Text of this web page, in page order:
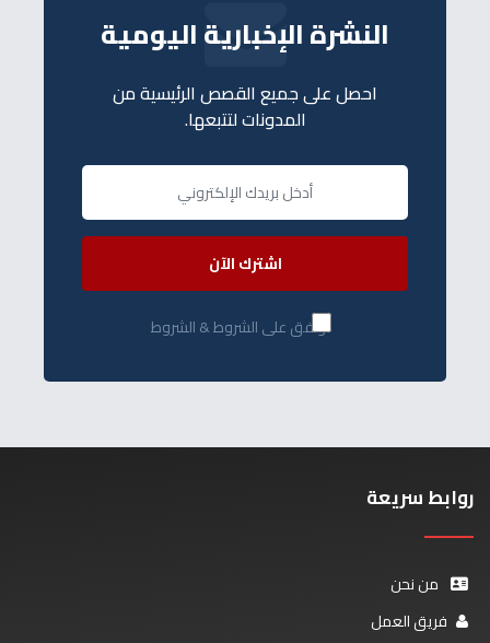
النشرة الإخبارية اليومية
احصل على جميع القصص الرئيسية من
المدونات لتتبعها.
اشترك الآن
أوافق على الشروط & الشروط
روابط سريعة
من نحن
فريق العمل